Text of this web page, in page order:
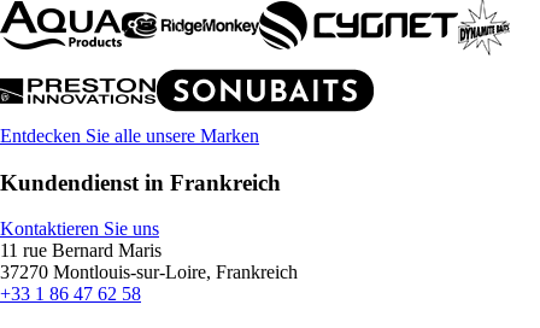
Entdecken Sie alle unsere Marken
Kundendienst in Frankreich
Kontaktieren Sie uns
11 rue Bernard Maris
37270 Montlouis-sur-Loire, Frankreich
+33 1 86 47 62 58